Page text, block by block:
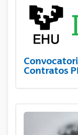
Contratos